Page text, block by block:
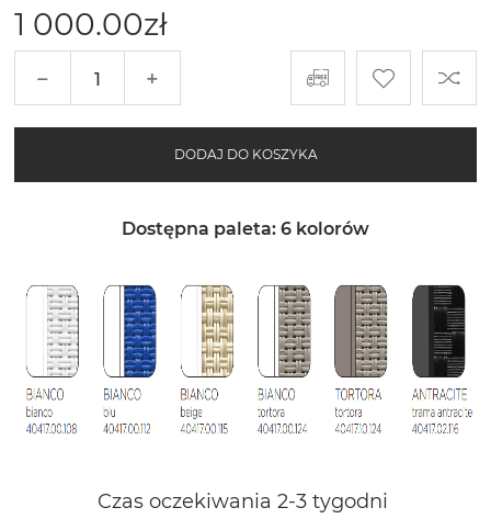
1 000.00zł
− +
DODAJ DO KOSZYKA
Dostępna paleta: 6 kolorów
Czas oczekiwania 2-3 tygodni